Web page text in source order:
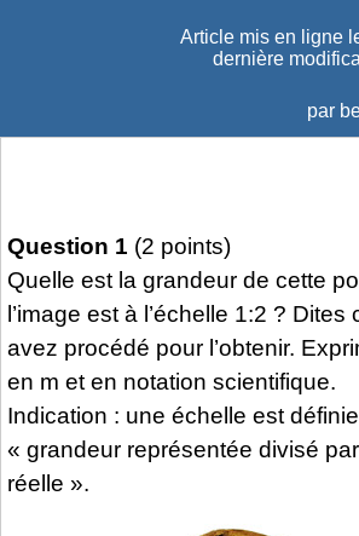
Article mis en ligne
dernière
par
Question 1 (2 points)
Quelle est la grandeur de cette
l’image est à l’échelle 1:2 ?
avez procédé pour l’obtenir.
en m et en notation scientifique.
Indication : une échelle est
« grandeur représentée divisé
réelle ».